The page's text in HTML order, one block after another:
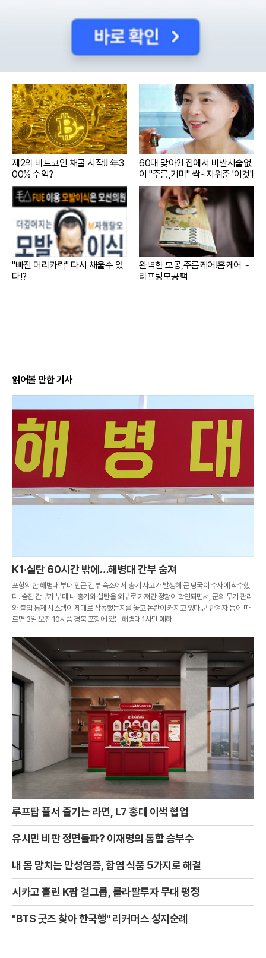
제2의 비트코인 채굴 시작!! 年3
00% 수익?
60대 맞아?! 집에서 비싼시술없
이 "주름,기미" 싹~지워준 '이것'!
"빠진 머리카락" 다시 채울수 있
다!?
완벽한 모공,주름케어!홈케어 ~
리프팅모공팩
읽어볼 만한 기사
K1·실탄 60시간 밖에…해병대 간부 숨져
포항의 한 해병대 부대 인근 간부 숙소에서 총기 사고가 발생해 군 당국이 수사에 착수했
다. 숨진 간부가 부대 내 총기와 실탄을 외부로 가져간 정황이 확인되면서, 군의 무기 관리
와 출입 통제 시스템이 제대로 작동했는지를 놓고 논란이 커지고 있다.군 관계자 등에 따
르면 3일 오전 10시쯤 경북 포항에 있는 해병대 1사단 예하
루프탑 풀서 즐기는 라면, L7 홍대 이색 협업
유시민 비판 정면돌파? 이재명의 통합 승부수
내 몸 망치는 만성염증, 항염 식품 5가지로 해결
시카고 홀린 K팝 걸그룹, 롤라팔루자 무대 평정
"BTS 굿즈 찾아 한국행" 리커머스 성지순례